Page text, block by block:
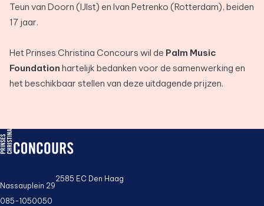
Teun van Doorn (IJlst) en Ivan Petrenko (Rotterdam), beiden
17 jaar.
Het Prinses Christina Concours wil de Palm Music
Foundation hartelijk bedanken voor de samenwerking en
het beschikbaar stellen van deze uitdagende prijzen.
PCC logo, ga naar de homepage
Nassauplein 29
2585 EC Den Haag
085-1050050